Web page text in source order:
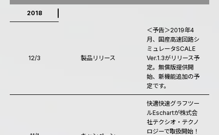
2018
12/3 製品リリース
＜予告＞2019年4
月、国産高速回路シ
ミュレータSCALE
Ver.1.3がリリース予
定。無償版提供開
始、新機能追加の予
定です。
快適快速グラフツー
ルEschartが株式会
社テクシオ・テクノ
ロジーで取扱開始！